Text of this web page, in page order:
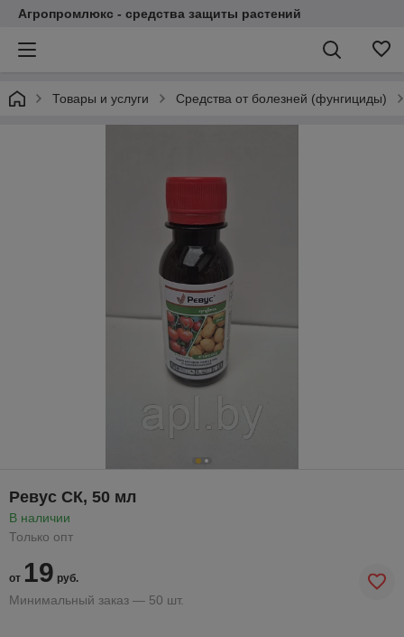
Агропромлюкс - средства защиты растений
Товары и услуги Средства от болезней (фунгициды)
Ревус СК, 50 мл
В наличии
Только опт
от 19 руб.
Минимальный заказ — 50 шт.